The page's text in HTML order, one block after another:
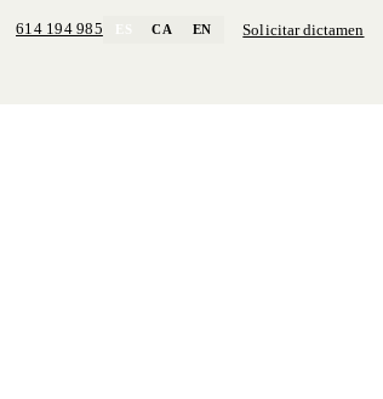
614 194 985 ES CA EN Solicitar dictamen